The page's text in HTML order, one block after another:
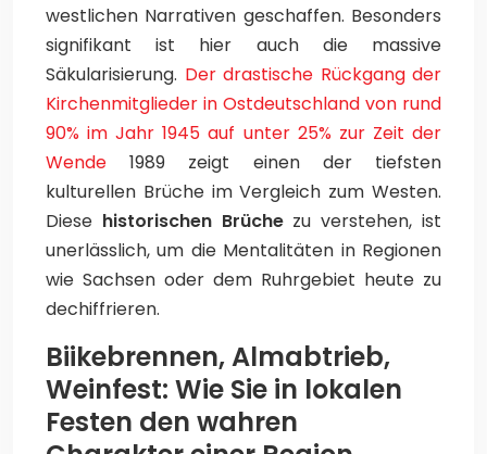
westlichen Narrativen geschaffen. Besonders
signifikant ist hier auch die massive
Säkularisierung. Der drastische Rückgang der
Kirchenmitglieder in Ostdeutschland von rund
90% im Jahr 1945 auf unter 25% zur Zeit der
Wende 1989 zeigt einen der tiefsten
kulturellen Brüche im Vergleich zum Westen.
Diese historischen Brüchezu verstehen, ist
unerlässlich, um die Mentalitäten in Regionen
wie Sachsen oder dem Ruhrgebiet heute zu
dechiffrieren.
Biikebrennen, Almabtrieb,
Weinfest: Wie Sie in lokalen
Festen den wahren